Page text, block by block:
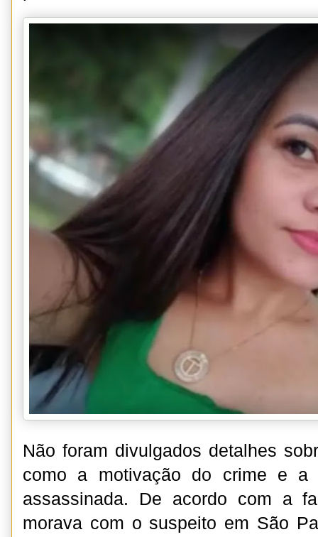
Não foram divulgados detalhes
como a motivação do crime e a
assassinada. De acordo com a
morava com o suspeito em São